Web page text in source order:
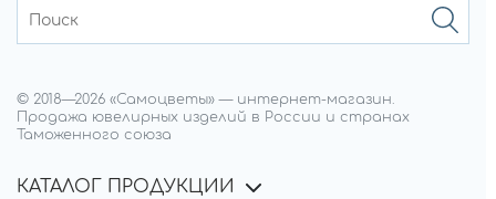
© 2018—2026 «Самоцветы» — интернет-магазин.
Продажа ювелирных изделий в России и странах
Таможенного союза
КАТАЛОГ ПРОДУКЦИИ